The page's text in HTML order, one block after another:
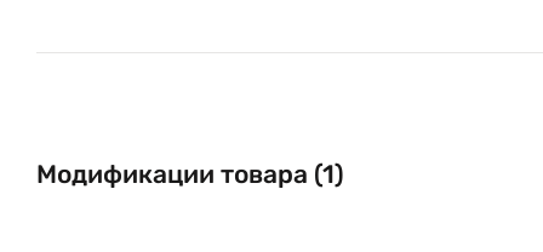
Модификации товара (1)